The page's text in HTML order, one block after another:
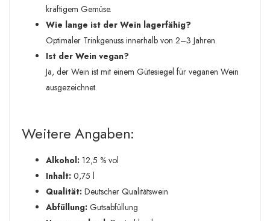
kräftigem Gemüse.
Wie lange ist der Wein lagerfähig?
Optimaler Trinkgenuss innerhalb von 2–3 Jahren.
Ist der Wein vegan?
Ja, der Wein ist mit einem Gütesiegel für veganen Wein
ausgezeichnet.
Weitere Angaben:
Alkohol: 12,5 % vol
Inhalt: 0,75 l
Qualität: Deutscher Qualitätswein
Abfüllung: Gutsabfüllung